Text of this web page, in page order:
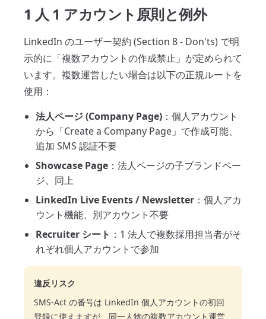
1 人 1 アカウント原則と例外
LinkedIn のユーザー契約 (Section 8 - Don'ts) で明
示的に「複数アカウントの作成禁止」が定められて
います。複数運営したい場合は以下の正規ルートを
使用：
法人ページ (Company Page) ：個人アカウント
から「Create a Company Page」で作成可能、
追加 SMS 認証不要
Showcase Page ：法人ページの子ブランドペー
ジ、同上
LinkedIn Live Events / Newsletter ：個人アカ
ウント機能、別アカウント不要
Recruiter シート ：1 法人で複数採用担当者がそ
れぞれ個人アカウントで参加
違反リスク
SMS-Act の番号は LinkedIn 個人アカウントの初回
登録に使えますが、同一人物の複数アカウント運営